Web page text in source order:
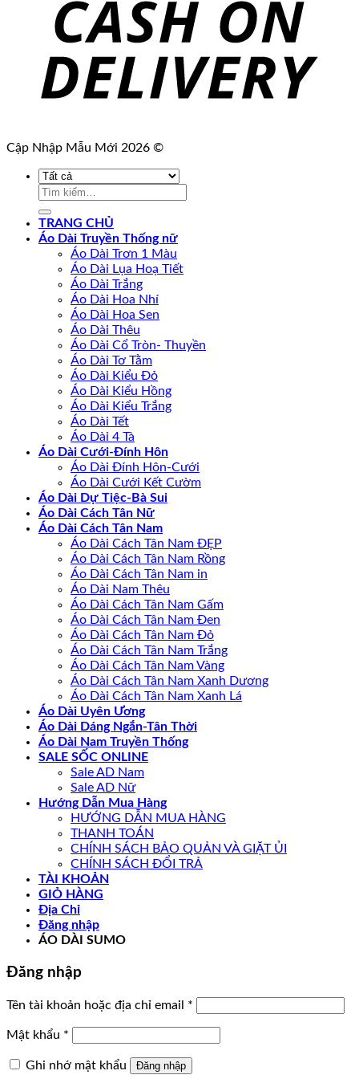
Cập Nhập Mẫu Mới 2026 ©
Tìm
TRANG CHỦ
Áo Dài Truyền Thống nữ
Áo Dài Trơn 1 Màu
Áo Dài Lụa Hoạ Tiết
Áo Dài Trắng
Áo Dài Hoa Nhí
Áo Dài Hoa Sen
Áo Dài Thêu
Áo Dài Cổ Tròn- Thuyền
Áo Dài Tơ Tằm
Áo Dài Kiểu Đỏ
Áo Dài Kiểu Hồng
Áo Dài Kiểu Trắng
Áo Dài Tết
Áo Dài 4 Tà
Áo Dài Cưới-Đính Hôn
Áo Dài Đính Hôn-Cưới
Áo Dài Cưới Kết Cườm
Áo Dài Dự Tiệc-Bà Sui
Áo Dài Cách Tân Nữ
Áo Dài Cách Tân Nam
Áo Dài Cách Tân Nam ĐẸP
Áo Dài Cách Tân Nam Rồng
Áo Dài Cách Tân Nam in
Áo Dài Nam Thêu
Áo Dài Cách Tân Nam Gấm
Áo Dài Cách Tân Nam Đen
Áo Dài Cách Tân Nam Đỏ
Áo Dài Cách Tân Nam Trắng
Áo Dài Cách Tân Nam Vàng
Áo Dài Cách Tân Nam Xanh Dương
Áo Dài Cách Tân Nam Xanh Lá
Áo Dài Uyên Ương
Áo Dài Dáng Ngắn-Tân Thời
Áo Dài Nam Truyền Thống
SALE SỐC ONLINE
Sale AD Nam
Sale AD Nữ
Hướng Dẫn Mua Hàng
HƯỚNG DẪN MUA HÀNG
THANH TOÁN
CHÍNH SÁCH BẢO QUẢN VÀ GIẶT ỦI
CHÍNH SÁCH ĐỔI TRẢ
TÀI KHOẢN
GIỎ HÀNG
Địa Chỉ
Đăng nhập
ÁO DÀI SUMO
Đăng nhập
Tên tài khoản hoặc địa chỉ email *
Mật khẩu *
Ghi nhớ mật khẩu
Đăng nhập